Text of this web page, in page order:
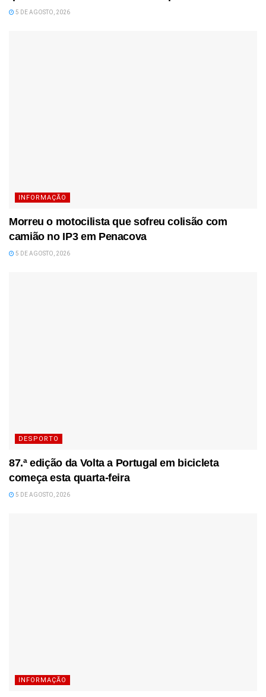
5 DE AGOSTO, 2026
INFORMAÇÃO
Morreu o motocilista que sofreu colisão com
camião no IP3 em Penacova
5 DE AGOSTO, 2026
DESPORTO
87.ª edição da Volta a Portugal em bicicleta
começa esta quarta-feira
5 DE AGOSTO, 2026
INFORMAÇÃO